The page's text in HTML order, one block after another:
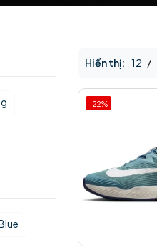
Hiển thị: 12 /
-22%